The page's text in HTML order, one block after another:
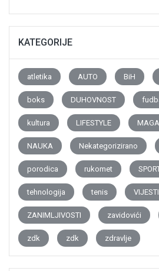
KATEGORIJE
atletika AUTO BiH
boks DUHOVNOST
kultura LIFESTYLE
NAUKA Nekategorizirano
porodica rukomet
tehnologija tenis VIJESTI
ZANIMLJIVOSTI zavidovići
zdk zdk zdravlje